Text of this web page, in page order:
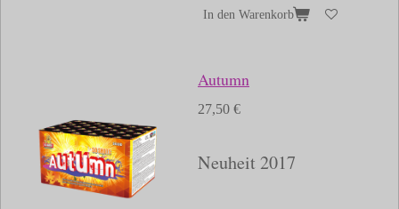
In den Warenkorb
Autumn
27,50 €
Neuheit 2017